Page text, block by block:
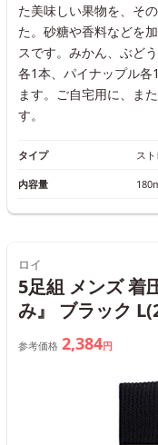
た美味しい果物を、そ
た。砂糖や香料などを
スです。みかん、ぶど
各1本、パイナップル
ます。ご自宅用に、ま
す。
タイプ ス
内容量
ロイ
5足組 メンズ 着
み』 ブラック
参考価格 2,384円